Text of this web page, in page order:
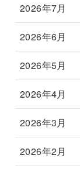
2026年7月
2026年6月
2026年5月
2026年4月
2026年3月
2026年2月